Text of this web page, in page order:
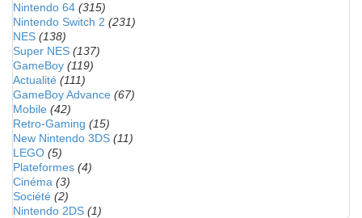
Nintendo 64 (315)
Nintendo Switch 2 (231)
NES (138)
Super NES (137)
GameBoy (119)
Actualité (111)
GameBoy Advance (67)
Mobile (42)
Retro-Gaming (15)
New Nintendo 3DS (11)
LEGO (5)
Plateformes (4)
Cinéma (3)
Société (2)
Nintendo 2DS (1)